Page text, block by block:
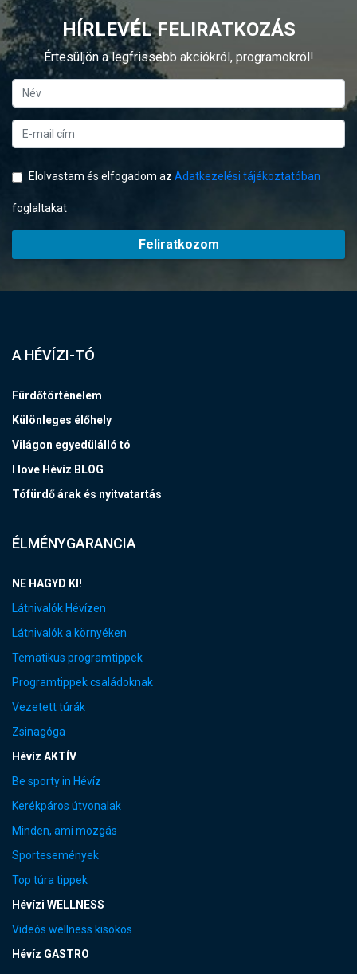
HÍRLEVÉL FELIRATKOZÁS
Értesüljön a legfrissebb akciókról, programokról!
Elolvastam és elfogadom az Adatkezelési tájékoztatóban
foglaltakat
Feliratkozom
A HÉVÍZI-TÓ
Fürdőtörténelem
Különleges élőhely
Világon egyedülálló tó
I love Hévíz BLOG
Tófürdő árak és nyitvatartás
ÉLMÉNYGARANCIA
NE HAGYD KI!
Látnivalók Hévízen
Látnivalók a környéken
Tematikus programtippek
Programtippek családoknak
Vezetett túrák
Zsinagóga
Hévíz AKTÍV
Be sporty in Hévíz
Kerékpáros útvonalak
Minden, ami mozgás
Sportesemények
Top túra tippek
Hévízi WELLNESS
Videós wellness kisokos
Hévíz GASTRO